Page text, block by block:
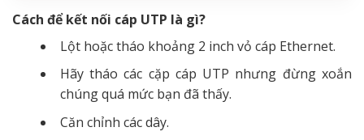
Cách để kết nối cáp UTP là gì?
Lột hoặc tháo khoảng 2 inch vỏ cáp Ethernet.
Hãy tháo các cặp cáp UTP nhưng đừng xoắn
chúng quá mức bạn đã thấy.
Căn chỉnh các dây.